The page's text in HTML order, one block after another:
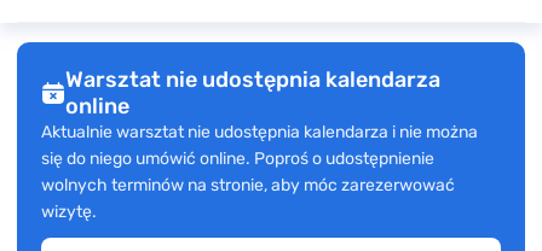
Warsztat nie udostępnia kalendarza
online
Aktualnie warsztat nie udostępnia kalendarza i nie można
się do niego umówić online. Poproś o udostępnienie
wolnych terminów na stronie, aby móc zarezerwować
wizytę.